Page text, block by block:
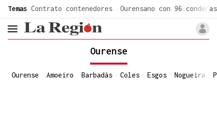
Temas Contrato contenedores Ourensano con 96 condenas
header.menu.open
Ourense
Ourense Amoeiro Barbadás Coles Esgos Nogueira